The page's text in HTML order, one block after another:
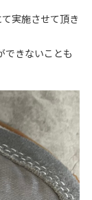
実施させて頂き
できないことも